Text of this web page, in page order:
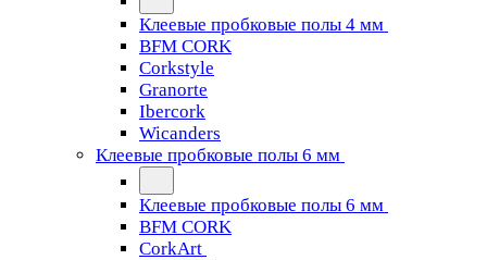
Клеевые пробковые полы 4 мм
BFM CORK
Corkstyle
Granorte
Ibercork
Wicanders
Клеевые пробковые полы 6 мм
Клеевые пробковые полы 6 мм
BFM CORK
CorkArt